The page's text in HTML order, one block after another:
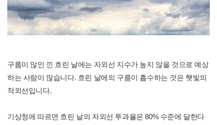
구름이 많인 낀 흐린 날에는 자외선 지수가 높지 않을 것으로 예상
하는 사람이 많습니다. 흐린 날에의 구름이 흡수하는 것은 햇빛의
적외선입니다.
기상청에 따르면 흐린 날의 자외선 투과율은 80% 수준에 달한다